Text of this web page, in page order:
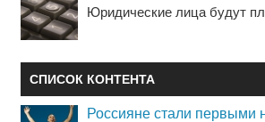
Юридические лица будут
СПИСОК КОНТЕНТА
Россияне стали первыми